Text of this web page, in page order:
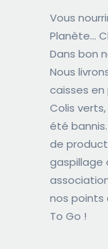
Vous
Planète…
Dans bon
Nous
caisses
Colis
été
de
gaspillage
nos points
To Go !